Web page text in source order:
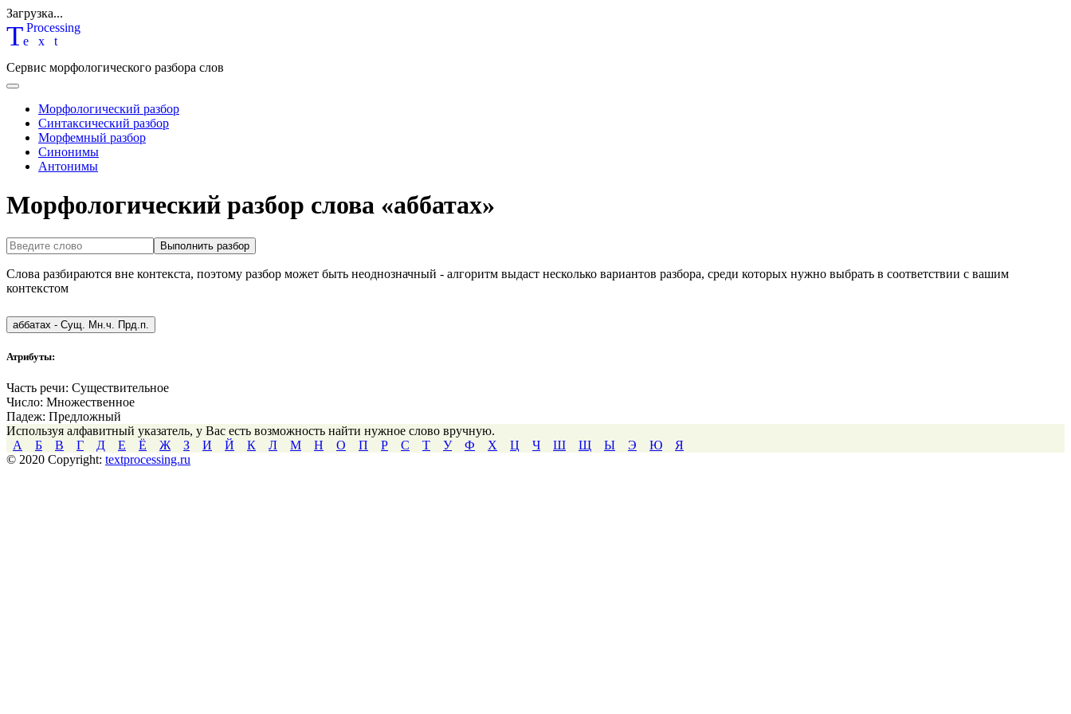
Загрузка...
Text
Processing
Сервис морфологического разбора слов
Морфологический разбор
Синтаксический разбор
Морфемный разбор
Синонимы
Антонимы
Морфологический разбор слова «аббатах»
Выполнить разбор
Слова разбираются вне контекста, поэтому разбор может быть неоднозначный - алгоритм выдаст несколько вариантов разбора, среди которых нужно выбрать в соответствии с вашим
контекстом
аббатах - Сущ. Мн.ч. Прд.п.
Атрибуты:
Часть речи: Существительное
Число: Множественное
Падеж: Предложный
Используя алфавитный указатель, у Вас есть возможность найти нужное слово вручную.
А
Б В Г Д Е Ё Ж З И Й К Л М Н О П Р С Т У Ф Х Ц Ч Ш Щ Ы Э Ю
Я
© 2020 Copyright: textprocessing.ru